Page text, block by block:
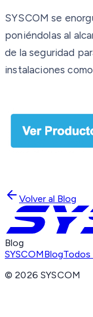
SYSCOM se
poniéndolas al
de la seguridad
instalaciones
Volver al Blog
Blog
SYSCOMBlogTodos
©2026 SYSCOM